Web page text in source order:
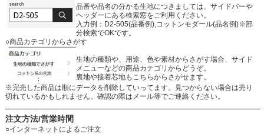
品番や品名の分かる生地につきましては、サイドバーや
ヘッダーにある検索窓をご利用ください。
入力例：D2-505(品番例),コットンモダール(品名例)※部
分検索でOKです。
○商品カテゴリからさがす
生地の種類や、用途、色や素材からさがす場合、サイド
メニューなどの商品カテゴリからどうぞ。
裏地や接着芯地もこちらからさがせます。
※完売した商品は順にデータを削除していってます。見つからない場合は売り
切れているかもしれません。確認の際はメール等でご連絡ください。
注文方法/営業時間
○インターネットによるご注文